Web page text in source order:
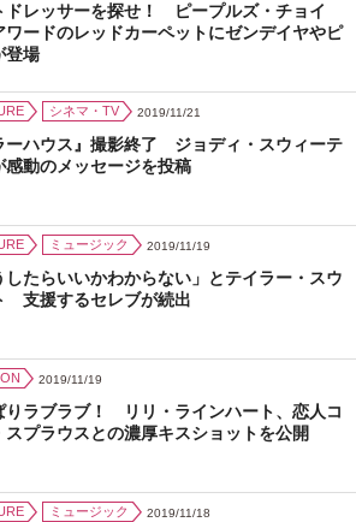
ドレッサーを探せ！ ピープルズ・チョイ
ワードのレッドカーペットにゼンデイヤやピ
登場
シネマ・TV 2019/11/21
ーハウス』撮影終了 ジョディ・スウィーテ
感動のメッセージを投稿
ミュージック 2019/11/19
したらいいかわからない」とテイラー・スウ
支援するセレブが続出
2019/11/19
りラブラブ！ リリ・ラインハート、恋人コ
スプラウスとの濃厚キスショットを公開
ミュージック 2019/11/18